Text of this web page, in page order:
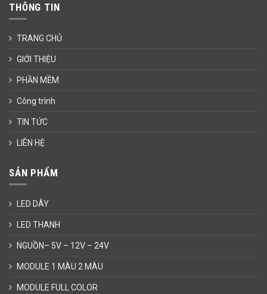
THÔNG TIN
TRANG CHỦ
GIỚI THIỆU
PHẦN MỀM
Công trình
TIN TỨC
LIÊN HỆ
SẢN PHẨM
LED DÂY
LED THANH
NGUỒN– 5V – 12V – 24V
MODULE 1 MÀU 2 MÀU
MODULE FULL COLOR